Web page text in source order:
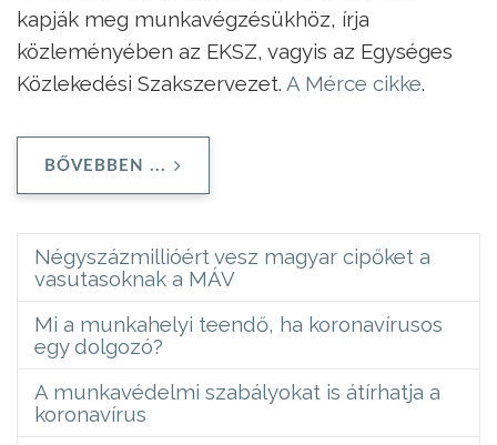
kapják meg munkavégzésükhöz, írja
közleményében az EKSZ, vagyis az Egységes
Közlekedési Szakszervezet. A Mérce cikke.
BŐVEBBEN ...
Négyszázmillióért vesz magyar cipőket a
vasutasoknak a MÁV
Mi a munkahelyi teendő, ha koronavírusos
egy dolgozó?
A munkavédelmi szabályokat is átírhatja a
koronavírus